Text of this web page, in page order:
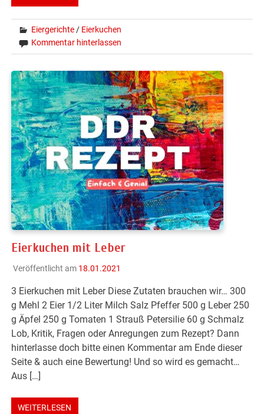
Eiergerichte / Eierkuchen
Kommentar hinterlassen
Eierkuchen mit Leber
Veröffentlicht am 18.01.2021
3 Eierkuchen mit Leber Diese Zutaten brauchen wir… 300
g Mehl 2 Eier 1/2 Liter Milch Salz Pfeffer 500 g Leber 250
g Äpfel 250 g Tomaten 1 Strauß Petersilie 60 g Schmalz
Lob, Kritik, Fragen oder Anregungen zum Rezept? Dann
hinterlasse doch bitte einen Kommentar am Ende dieser
Seite & auch eine Bewertung! Und so wird es gemacht…
Aus […]
WEITERLESEN